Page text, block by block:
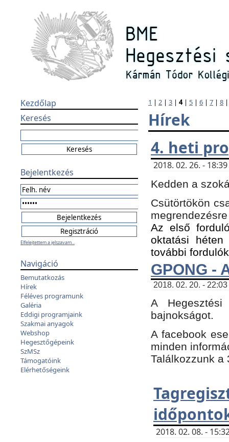
Kezdőlap
Keresés
Bejelentkezés
Elfelejtettem a jelszavam...
Navigáció
Bemutatkozás
Hírek
Féléves programunk
Galéria
Eddigi programjaink
Szakmai anyagok
Webshop
Hegesztőgépeink
SzMSz
Támogatóink
Elérhetőségeink
1 | 2 | 3 | 4| 5 | 6 | 7 | 8
Hírek
4. heti
2018. 02. 26. -
Kedden a
Csütörtökön
Az első
oktatási
további
GPONG -
2018. 02. 20. -
A
bajnokságot.
A facebook
minden
Találkozzunk a
2018. 02. 08. -